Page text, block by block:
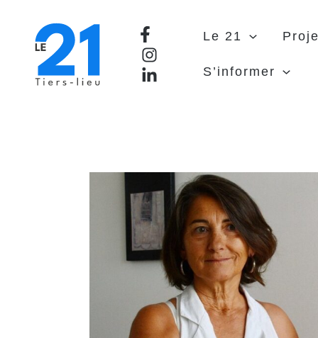
contenu
Le 21
S’informer